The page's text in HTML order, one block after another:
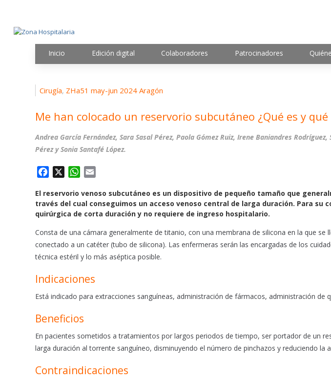
Inicio Edición digital Colaboradores Patrocinadores
Cirugía, ZHa51 may-jun 2024 Aragón
Me han colocado un reservorio subcutáneo ¿Qué es y
Andrea García Fernández, Sara Sasal Pérez, Paola Gómez Ruiz, Irene Baniandres
Pérez y Sonia Santafé López.
c
e
b
o
o
k
W
a
t
s
A
p
p
a
i
l
El reservorio venoso subcutáneo es un dispositivo de pequeño tamaño que
través del cual conseguimos un acceso venoso central de larga duración. Para su
quirúrgica de corta duración y no requiere de ingreso hospitalario.
Consta de una cámara generalmente de titanio, con una membrana de silicona en la que se
conectado a un catéter (tubo de silicona). Las enfermeras serán las encargadas de los
técnica estéril y lo más aséptica posible.
Indicaciones
Está indicado para extracciones sanguíneas, administración de fármacos, administración de
Beneficios
En pacientes sometidos a tratamientos por largos periodos de tiempo, ser portador de un
larga duración al torrente sanguíneo, disminuyendo el número de pinchazos y reduciendo la
Contraindicaciones